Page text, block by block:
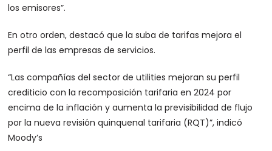
los emisores”.
En otro orden, destacó que la suba de tarifas mejora el
perfil de las empresas de servicios.
“Las compañías del sector de utilities mejoran su perfil
crediticio con la recomposición tarifaria en 2024 por
encima de la inflación y aumenta la previsibilidad de flujo
por la nueva revisión quinquenal tarifaria (RQT)”, indicó
Moody’s